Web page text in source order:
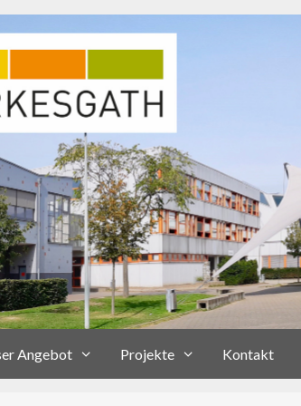
Angebot Projekte Kontakt